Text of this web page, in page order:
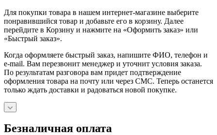
Для покупки товара в нашем интернет-магазине выберите
понравившийся товар и добавьте его в корзину. Далее
перейдите в Корзину и нажмите на «Оформить заказ» или
«Быстрый заказ».
Когда оформляете быстрый заказ, напишите ФИО, телефон и
e-mail. Вам перезвонит менеджер и уточнит условия заказа.
По результатам разговора вам придет подтверждение
оформления товара на почту или через СМС. Теперь останется
только ждать доставки и радоваться новой покупке.
Безналичная оплата